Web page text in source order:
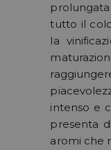
tutto il
la
intenso e
presenta
aromi che